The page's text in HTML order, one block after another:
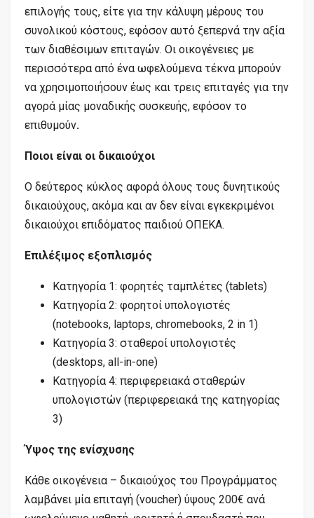
επιλογής τους, είτε για την κάλυψη μέρους του
συνολικού κόστους, εφόσον αυτό ξεπερνά την αξία
των διαθέσιμων επιταγών. Οι οικογένειες με
περισσότερα από ένα ωφελούμενα τέκνα μπορούν
να χρησιμοποιήσουν έως και τρεις επιταγές για την
αγορά μίας μοναδικής συσκευής, εφόσον το
επιθυμούν.
Ποιοι είναι οι δικαιούχοι
Ο δεύτερος κύκλος αφορά όλους τους δυνητικούς
δικαιούχους, ακόμα και αν δεν είναι εγκεκριμένοι
δικαιούχοι επιδόματος παιδιού ΟΠΕΚΑ.
Επιλέξιμος εξοπλισμός
Κατηγορία 1: φορητές ταμπλέτες (tablets)
Κατηγορία 2: φορητοί υπολογιστές
(notebooks, laptops, chromebooks, 2 in 1)
Κατηγορία 3: σταθεροί υπολογιστές
(desktops, all-in-one)
Κατηγορία 4: περιφερειακά σταθερών
υπολογιστών (περιφερειακά της κατηγορίας
3)
Ύψος της ενίσχυσης
Κάθε οικογένεια – δικαιούχος του Προγράμματος
λαμβάνει μία επιταγή (voucher) ύψους 200€ ανά